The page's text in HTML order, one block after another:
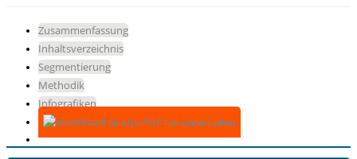
Zusammenfassung
Inhaltsverzeichnis
Segmentierung
Methodik
Infografiken
Gratis-PDF herunterladen